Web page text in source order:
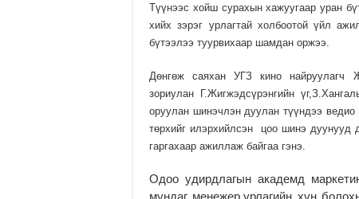
Түүнээс хойш сурахын хажуугаар уран
хийх зэрэг урлагтай холбоотой үйл
бүтээлээ туурвихаар шамдан оржээ.
Дөнгөж саяхан УГЗ кино найруулагч
зориулан Г.Жигжэдсүрэнгийн
оруулан шинэчлэн дуулан түүндээ ведио
төрхийг илэрхийлсэн цоо шинэ дуунууд
гаргахаар ажиллаж байгаа гэнэ.
Одоо удирдлагын академд
мундаг менежер,урлагийн хүн